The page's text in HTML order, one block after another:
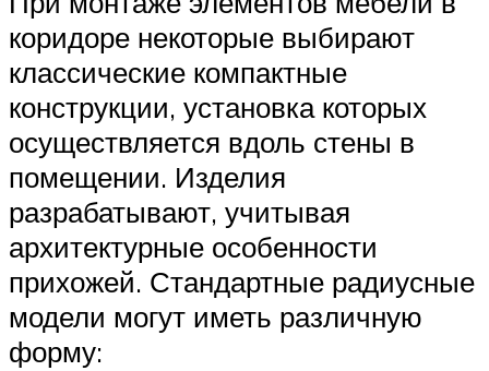
коридоре некоторые выбирают
классические компактные
конструкции, установка которых
осуществляется вдоль стены в
помещении. Изделия
разрабатывают, учитывая
архитектурные особенности
прихожей. Стандартные радиусные
модели могут иметь различную
форму: